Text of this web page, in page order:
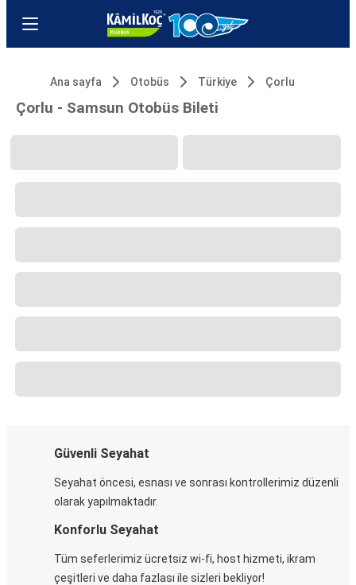
Ana sayfa Otobüs Türkiye Çorlu
Çorlu - Samsun Otobüs Bileti
Güvenli Seyahat
Seyahat öncesi, esnası ve sonrası kontrollerimiz düzenli
olarak yapılmaktadır.
Konforlu Seyahat
Tüm seferlerimiz ücretsiz wi-fi, host hizmeti, ikram
çeşitleri ve daha fazlası ile sizleri bekliyor!